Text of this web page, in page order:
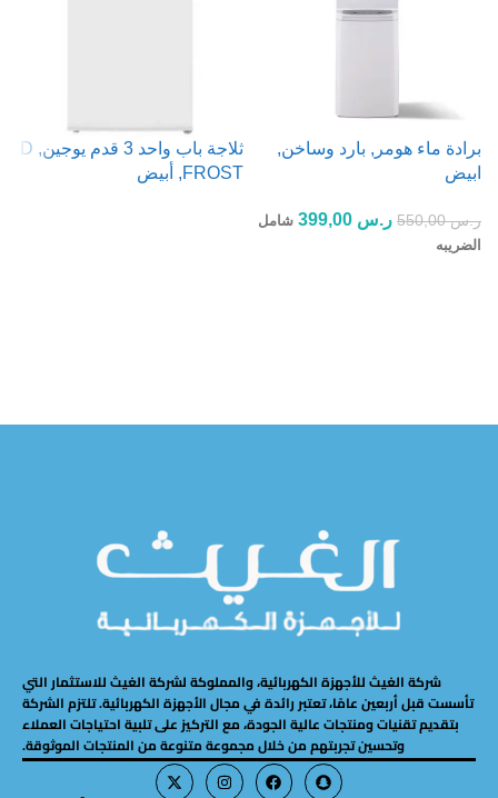
برادة ماء هومر, بارد وساخن,
ابيض
ر.س550,00 ر.س
شامل
الضريبه
ثلاجة باب واحد 3 قدم يوجين, D
FROST, أبيض
شركة الغيث للأجهزة الكهربائية، والمملوكة لشركة الغيث للاستثمار التي
تأسست قبل أربعين عامًا، تعتبر رائدة في مجال الأجهزة الكهربائية. تلتزم الشركة
بتقديم تقنيات ومنتجات عالية الجودة، مع التركيز على تلبية احتياجات العملاء
وتحسين تجربتهم من خلال مجموعة متنوعة من المنتجات الموثوقة.